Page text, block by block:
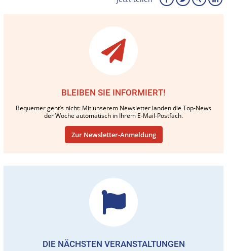
BLEIBEN SIE INFORMIERT!
Bequemer geht’s nicht: Mit unserem Newsletter landen die Top-News
der Woche automatisch in Ihrem E-Mail-Postfach.
Zur Newsletter-Anmeldung
DIE NÄCHSTEN VERANSTALTUNGEN